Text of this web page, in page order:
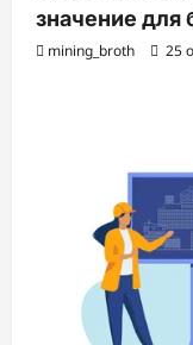
значение для
mining_broth 25